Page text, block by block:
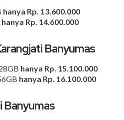
hanya Rp. 13.600.000
hanya Rp. 14.600.000
Banyumas
hanya Rp. 15.100.000
hanya Rp. 16.100.000
Banyumas